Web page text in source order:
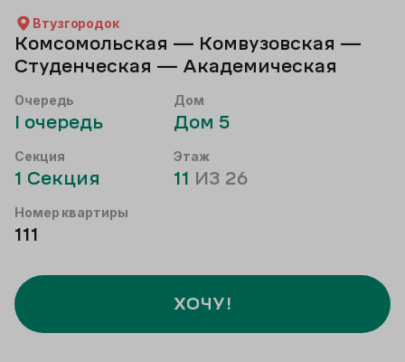
Втузгородок
Комсомольская — Комвузовская —
Студенческая — Академическая
Очередь
I очередь
Дом
Дом 5
Секция
1 Секция
Этаж
11 ИЗ 26
Номер квартиры
111
ХОЧУ!